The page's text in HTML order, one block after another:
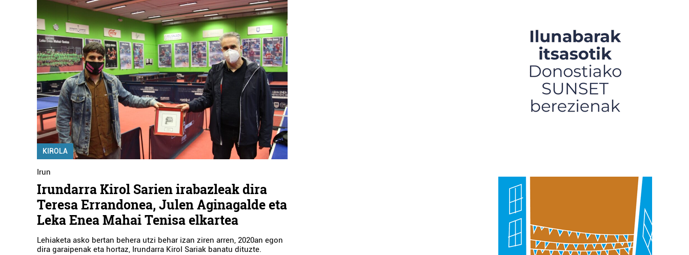
KIROLA
Irun
Irundarra Kirol Sarien irabazleak dira
Teresa Errandonea, Julen Aginagalde eta
Leka Enea Mahai Tenisa elkartea
Lehiaketa asko bertan behera utzi behar izan ziren arren, 2020an egon
dira garaipenak eta hortaz, Irundarra Kirol Sariak banatu dituzte.